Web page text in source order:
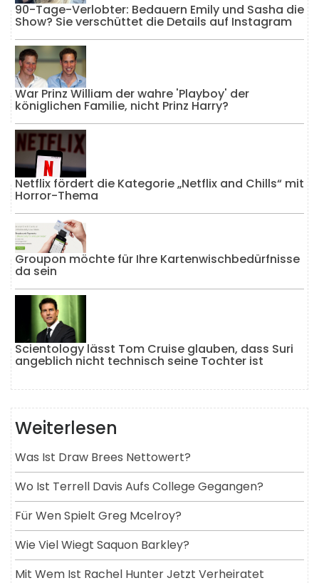
90-Tage-Verlobter: Bedauern Emily und Sasha die
Show? Sie verschüttet die Details auf Instagram
War Prinz William der wahre 'Playboy' der
königlichen Familie, nicht Prinz Harry?
Netflix fördert die Kategorie „Netflix and Chills“ mit
Horror-Thema
Groupon möchte für Ihre Kartenwischbedürfnisse
da sein
Scientology lässt Tom Cruise glauben, dass Suri
angeblich nicht technisch seine Tochter ist
Weiterlesen
Was Ist Draw Brees Nettowert?
Wo Ist Terrell Davis Aufs College Gegangen?
Für Wen Spielt Greg Mcelroy?
Wie Viel Wiegt Saquon Barkley?
Mit Wem Ist Rachel Hunter Jetzt Verheiratet